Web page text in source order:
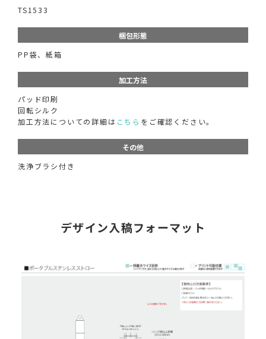
TS1533
梱包形態
PP袋、紙箱
加工方法
パッド印刷
回転シルク
加工方法についての詳細は こちら をご確認ください。
その他
洗浄ブラシ付き
デザイン入稿フォーマット